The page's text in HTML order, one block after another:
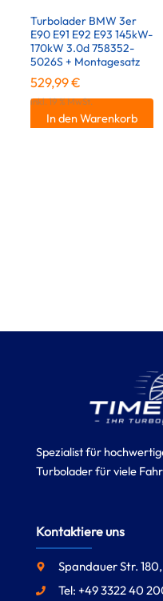
Turbolader BMW 3er
E90 E91 E92 E93 145kW-
170kW 3.0d 758352-
5026S + Montagesatz
529,99€
inkl. 19 % MwSt.
In den Warenkorb
Spezialist für
Turbolader für viele
Kontaktiere uns
Spandauer Str.
Tel: +49 3322 40